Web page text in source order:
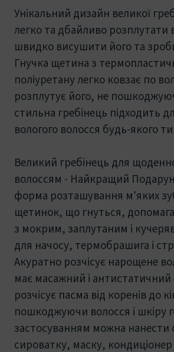
Унікальний дизайн великої
легко та дбайливо розплутати
швидко висушити його та
Гнучка щетина з
поліуретану легко ковзає по
розплутує його, не
стильна гребінець підходить
вологого волосся будь-якого
Великий гребінець для
волоссям - Найкращий
форма розташування м'яких
щетинок, що гнуться,
з мокрим, заплутаним і
для начосу, термобрашига і
Акуратно розчісує нарощене
має масажний і
розчісує пасма від коренів до
пошкоджуючи волосся і шкіру
застосуванням можна нанести
сироватку, маску, кондиціонер